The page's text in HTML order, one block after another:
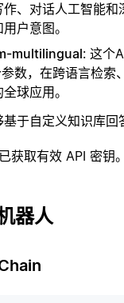
、对话人工智能
户意图。
multilingual: 这个
数，在跨语言检
球应用。
于自定义知识库回
获取有效 API 密钥。
器人